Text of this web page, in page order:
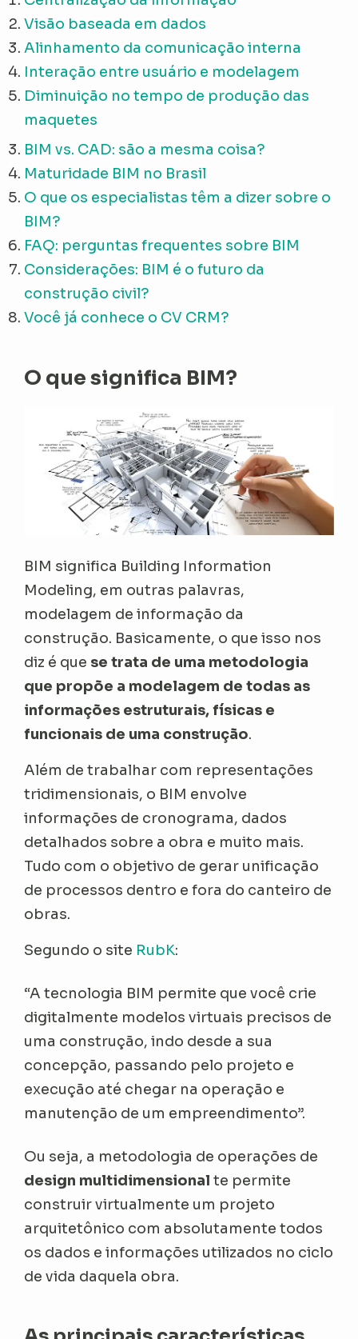
Visão baseada em dados
Alinhamento da comunicação interna
Interação entre usuário e modelagem
Diminuição no tempo de produção das
maquetes
BIM vs. CAD: são a mesma coisa?
Maturidade BIM no Brasil
O que os especialistas têm a dizer sobre o
BIM?
FAQ: perguntas frequentes sobre BIM
Considerações: BIM é o futuro da
construção civil?
Você já conhece o CV CRM?
O que significa BIM?
BIM significa Building Information
Modeling, em outras palavras,
modelagem de informação da
construção. Basicamente, o que isso nos
diz é que se trata de uma metodologia
que propõe a modelagem de todas as
informações estruturais, físicas e
funcionais de uma construção.
Além de trabalhar com representações
tridimensionais, o BIM envolve
informações de cronograma, dados
detalhados sobre a obra e muito mais.
Tudo com o objetivo de gerar unificação
de processos dentro e fora do canteiro de
obras.
Segundo o site RubK:
“A tecnologia BIM permite que você crie
digitalmente modelos virtuais precisos de
uma construção, indo desde a sua
concepção, passando pelo projeto e
execução até chegar na operação e
manutenção de um empreendimento”.
Ou seja, a metodologia de operações de
design multidimensionalte permite
construir virtualmente um projeto
arquitetônico com absolutamente todos
os dados e informações utilizados no ciclo
de vida daquela obra.